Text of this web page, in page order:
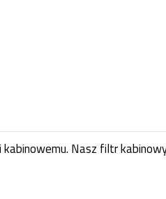
Nasz filtr